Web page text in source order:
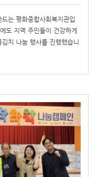
는 평화종합사회복지관입
도 지역 주민들이 건강하게
치 나눔 행사를 진행했습니